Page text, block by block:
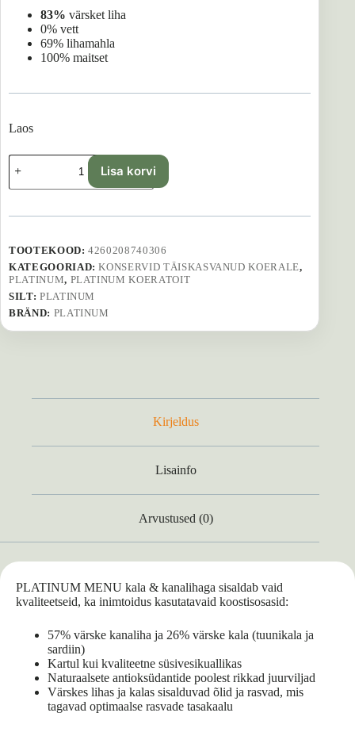
83% värsket liha
0% vett
69% lihamahla
100% maitset
Laos
Platinum
Menu
Fish+Chicken
375
Lisa korvi
TOOTEKOOD:4260208740306
KATEGOORIAD:KONSERVID TÄISKASVANUD KOERALE,
PLATINUM, PLATINUM KOERATOIT
SILT: PLATINUM
BRÄND: PLATINUM
Kirjeldus
Lisainfo
Arvustused (0)
PLATINUM MENU kala & kanalihaga sisaldab vaid
kvaliteetseid, ka inimtoidus kasutatavaid koostisosasid:
57% värske kanaliha ja 26% värske kala (tuunikala ja
sardiin)
Kartul kui kvaliteetne süsivesikuallikas
Naturaalsete antioksüdantide poolest rikkad juurviljad
Värskes lihas ja kalas sisalduvad õlid ja rasvad, mis
tagavad optimaalse rasvade tasakaalu